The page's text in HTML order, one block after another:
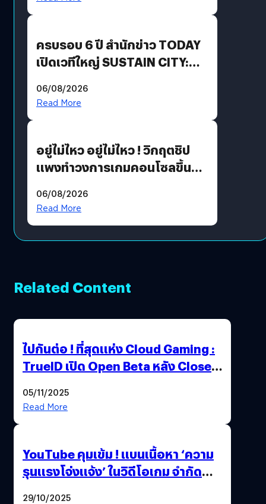
ครบรอบ 6 ปี สำนักข่าว TODAY
เปิดเวทีใหญ่ SUSTAIN CITY:
แนวทางปรับตัวสู่เศรษฐกิจสี
06/08/2026
Read More
อยู่ไม่ไหว อยู่ไม่ไหว ! วิกฤตชิป
แพงทำวงการเกมคอนโซลขึ้น
?
06/08/2026
Read More
Related Content
ไปกันต่อ ! ที่สุดแห่ง Cloud Gaming :
TrueID เปิด Open Beta หลัง Close
Thailand Game Show 2025 ทะลุ 15
05/11/2025
Read More
YouTube คุมเข้ม ! แบนเนื้อหา ‘ความ
รุนแรงโจ่งแจ้ง’ ในวิดีโอเกม จำกัด
29/10/2025